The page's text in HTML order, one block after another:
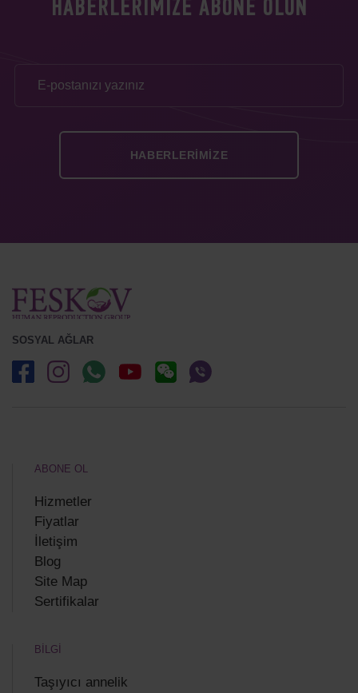
HABERLERIMIZE ABONE OLUN
SOSYAL AĞLAR
ABONE OL
Hizmetler
Fiyatlar
İletişim
Blog
Site Map
Sertifikalar
BİLGİ
Taşıyıcı annelik